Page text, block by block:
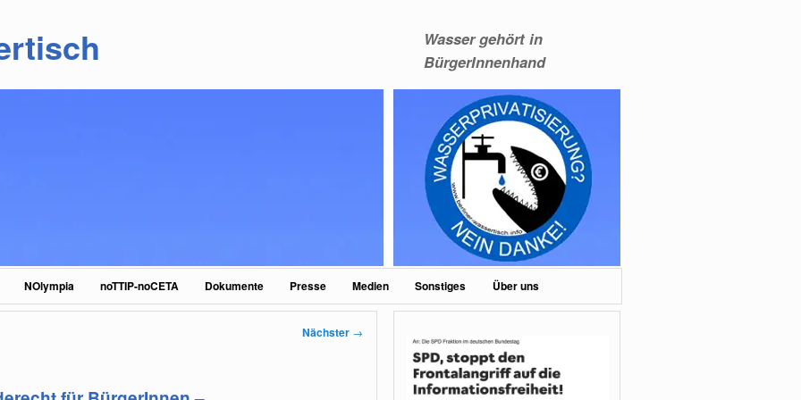
Wasser gehört in
BürgerInnenhand
NOlympia noTTIP-noCETA Dokumente Presse Medien Sonstiges Über uns
Nächster →